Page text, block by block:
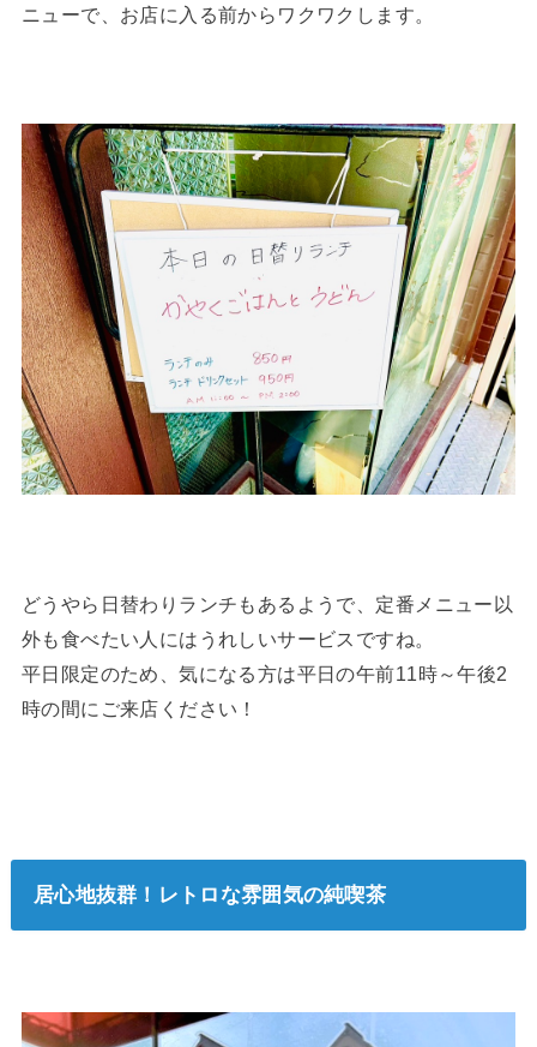
ニューで、お店に入る前からワクワクします。
どうやら日替わりランチもあるようで、定番メニュー以
外も食べたい人にはうれしいサービスですね。
平日限定のため、気になる方は平日の午前11時～午後2
時の間にご来店ください！
居心地抜群！レトロな雰囲気の純喫茶